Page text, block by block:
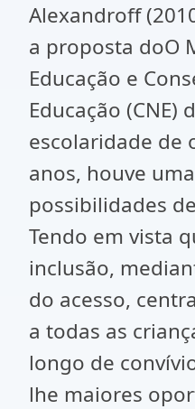
Alexandroff
a proposta doO
Educação e
Educação (CNE)
escolaridade de
anos, houve
possibilidades
Tendo em vista
inclusão,
do acesso,
a todas as
longo de
lhe maiores